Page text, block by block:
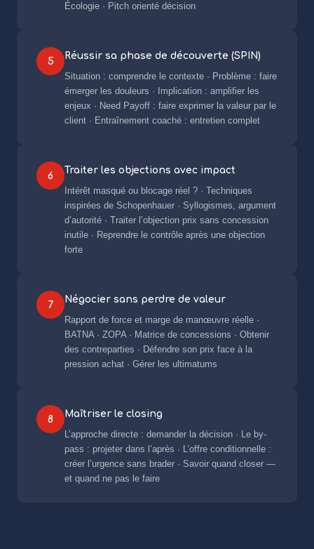
Écologie · Pitch orienté décision
5
Réussir sa phase de découverte (SPIN)
Situation : comprendre le contexte · Problème : faire
émerger les douleurs · Implication : amplifier les
enjeux · Need Payoff : faire exprimer la valeur par le
client · Entraînement coaché : entretien complet
6
Traiter les objections avec impact
Intérêt masqué ou blocage réel ? · Techniques
inspirées de Schopenhauer · Syllogismes, argument
d’autorité · Traiter l’objection prix sans concession
inutile · Reprendre le contrôle après une objection
forte
7
Négocier sans perdre de valeur
Rapport de force et marge de manœuvre réelle ·
BATNA · ZOPA · Matrice de concessions · Obtenir
des contreparties · Défendre son prix face à la
pression achat · Gérer les ultimatums
8
Maîtriser le closing
L’approche directe : demander la décision · Le by-
pass : projeter dans l’après · L’offre conditionnelle :
créer l’urgence sans brader · Savoir quand closer —
et quand ne pas le faire